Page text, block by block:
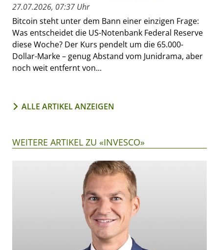
27.07.2026, 07:37 Uhr
Bitcoin steht unter dem Bann einer einzigen Frage:
Was entscheidet die US-Notenbank Federal Reserve
diese Woche? Der Kurs pendelt um die 65.000-
Dollar-Marke – genug Abstand vom Junidrama, aber
noch weit entfernt von...
ALLE ARTIKEL ANZEIGEN
WEITERE ARTIKEL ZU «INVESCO»